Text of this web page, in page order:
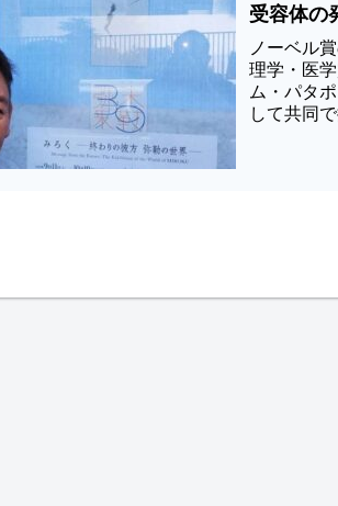
受容体の
ノーベル
理学・医
ム・パタ
して共同